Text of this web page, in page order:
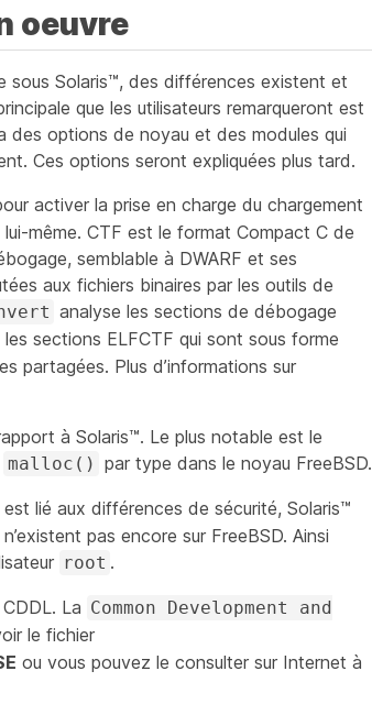
oeuvre
sous Solaris™, des différences existent et
que les utilisateurs remarqueront est
des options de noyau et des modules qui
Ces options seront expliquées plus tard.
activer la prise en charge du chargement
même. CTF est le format Compact C de
semblable à DWARF et ses
aux fichiers binaires par les outils de
analyse les sections de débogage
les sections ELFCTF qui sont sous forme
partagées. Plus d’informations sur
à Solaris™. Le plus notable est le
malloc() par type dans le noyau FreeBSD.
lié aux différences de sécurité, Solaris™
pas encore sur FreeBSD. Ainsi
root .
La Common Development and
le fichier
ou vous pouvez le consulter sur Internet à